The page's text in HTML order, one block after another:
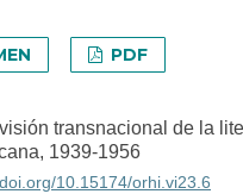
PDF
transnacional de la
1939-1956
10.15174/orhi.vi23.6